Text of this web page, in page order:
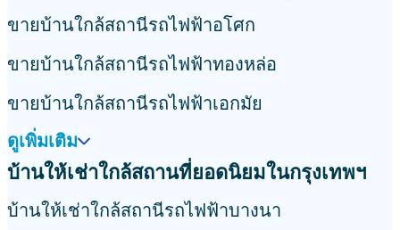
ขายบ้านใกล้สถานีรถไฟฟ้าอโศก
ขายบ้านใกล้สถานีรถไฟฟ้าทองหล่อ
ขายบ้านใกล้สถานีรถไฟฟ้าเอกมัย
ดูเพิ่มเติม
บ้านให้เช่าใกล้สถานที่ยอดนิยมในกรุงเทพฯ
บ้านให้เช่าใกล้สถานีรถไฟฟ้าบางนา